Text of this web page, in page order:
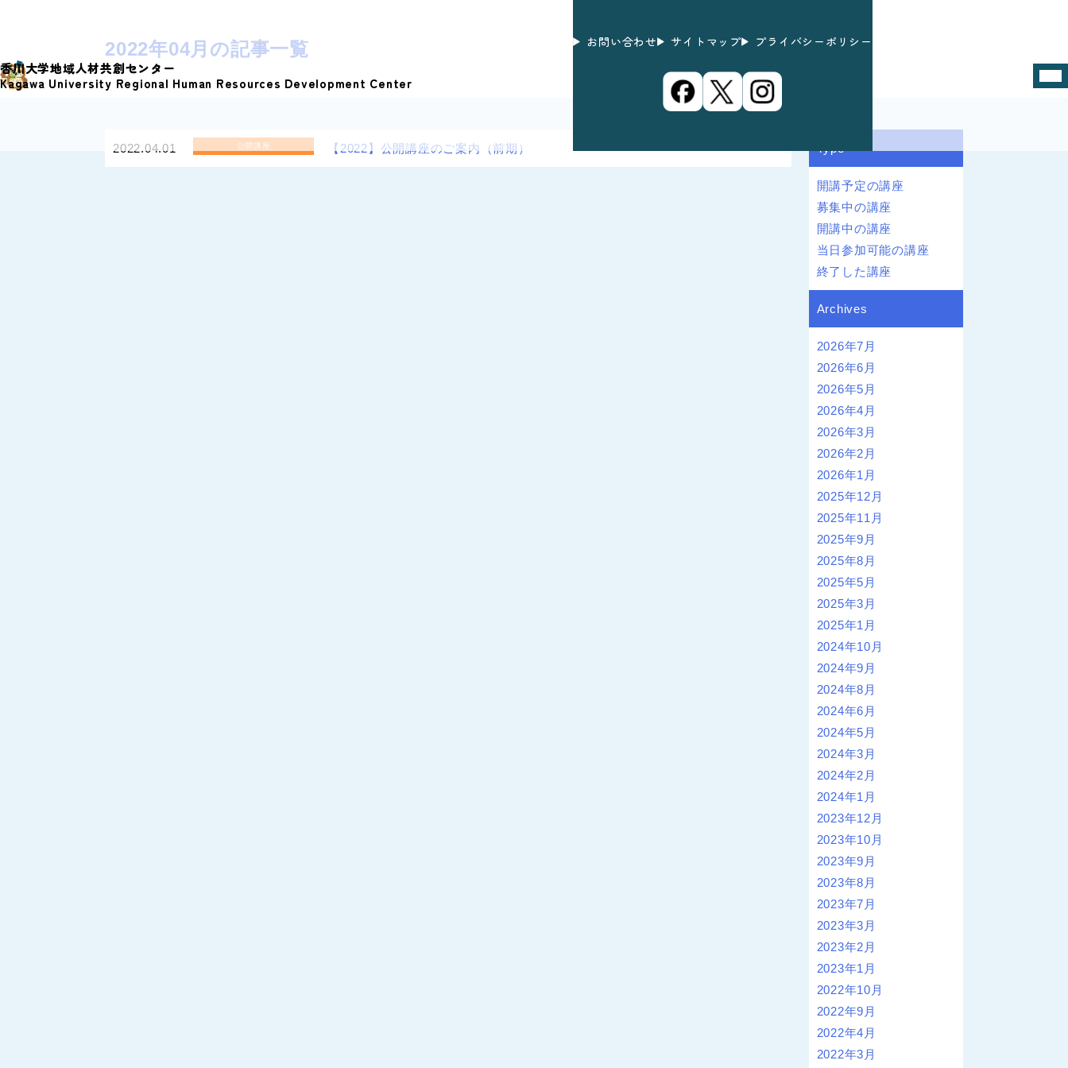
p
香川大学地域人材共創センター
Kagawa University Regional Human Resources Development Center
お問い合わせ サイトマップ プライバシーポリシー
2022年04月の記事一覧
2022.04.01 公開講座 【2022】公開講座のご案内（前期） Type
開講予定の講座
募集中の講座
開講中の講座
当日参加可能の講座
終了した講座
Archives
2026年7月
2026年6月
2026年5月
2026年4月
2026年3月
2026年2月
2026年1月
2025年12月
2025年11月
2025年9月
2025年8月
2025年5月
2025年3月
2025年1月
2024年10月
2024年9月
2024年8月
2024年6月
2024年5月
2024年3月
2024年2月
2024年1月
2023年12月
2023年10月
2023年9月
2023年8月
2023年7月
2023年3月
2023年2月
2023年1月
2022年10月
2022年9月
2022年4月
2022年3月